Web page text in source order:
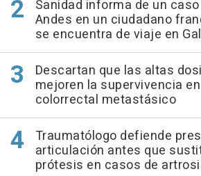
Sanidad informa de un
Andes en un ciudadano
se encuentra de viaje en
Descartan que las altas
mejoren la supervivencia
colorrectal metastásico
Traumatólogo defiende
articulación antes que
prótesis en casos de